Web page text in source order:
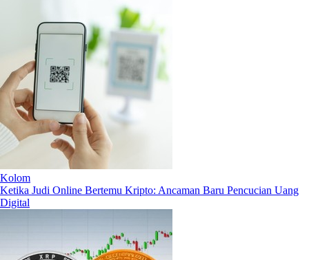
Kolom
Ketika Judi Online Bertemu Kripto: Ancaman Baru Pencucian Uang
Digital